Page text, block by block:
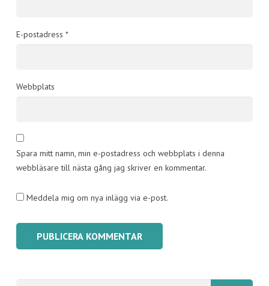
E-postadress *
Webbplats
Spara mitt namn, min e-postadress och webbplats i denna
webbläsare till nästa gång jag skriver en kommentar.
Meddela mig om nya inlägg via e-post.